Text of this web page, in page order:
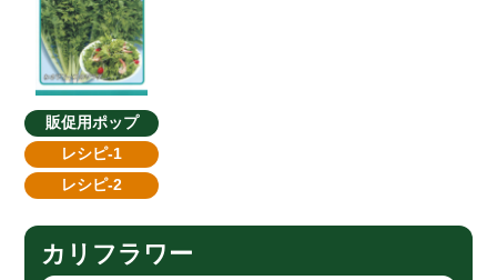
販促用ポップ
レシピ-1
レシピ-2
カリフラワー